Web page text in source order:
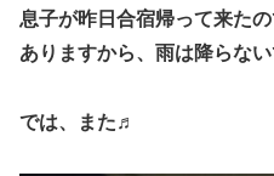
息子が昨日合宿帰って来た
ありますから、雨は降らな
では、また♬